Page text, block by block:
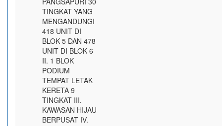
TINGKAT YANG
MENGANDUNGI
418 UNIT DI
BLOK 5 DAN 478
UNIT DI BLOK 6
II. 1 BLOK
PODIUM
TEMPAT LETAK
KERETA 9
TINGKAT III.
KAWASAN HIJAU
BERPUSAT IV.